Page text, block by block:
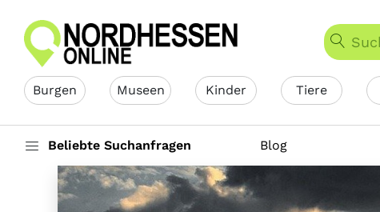
Burgen Museen Kinder Tiere
Beliebte Suchanfragen Blog